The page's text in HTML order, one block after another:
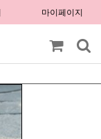
마이페이지